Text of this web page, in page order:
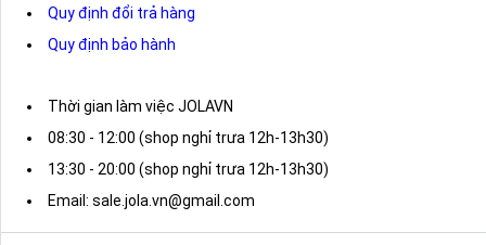
Quy định đổi trả hàng
Quy định bảo hành
Thời gian làm việc JOLAVN
08:30 - 12:00 (shop nghỉ trưa 12h-13h30)
13:30 - 20:00 (shop nghỉ trưa 12h-13h30)
Email: sale.jola.vn@gmail.com